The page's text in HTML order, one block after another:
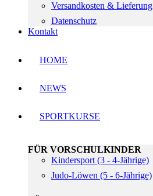
Versandkosten & Lieferung
Datenschutz
Kontakt
HOME
NEWS
SPORTKURSE
FÜR VORSCHULKINDER
Kindersport (3 - 4-Jährige)
Judo-Löwen (5 - 6-Jährige)